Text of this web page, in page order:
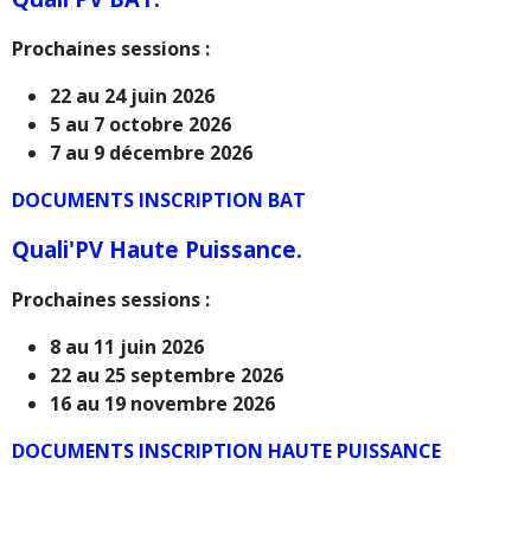
Prochaines sessions :
22 au 24 juin 2026
5 au 7 octobre 2026
7 au 9 décembre 2026
DOCUMENTS INSCRIPTION BAT
Quali'PV Haute Puissance.
Prochaines sessions :
8 au 11 juin 2026
22 au 25 septembre 2026
16 au 19 novembre 2026
DOCUMENTS INSCRIPTION HAUTE PUISSANCE